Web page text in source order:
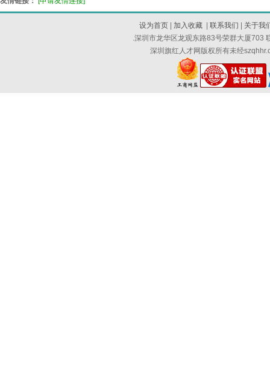
设为首页 加入收藏 |联系我们
关于我
.深圳市龙华区龙观东路83号荣群大厦703
深圳旗红人才网版权所有未经